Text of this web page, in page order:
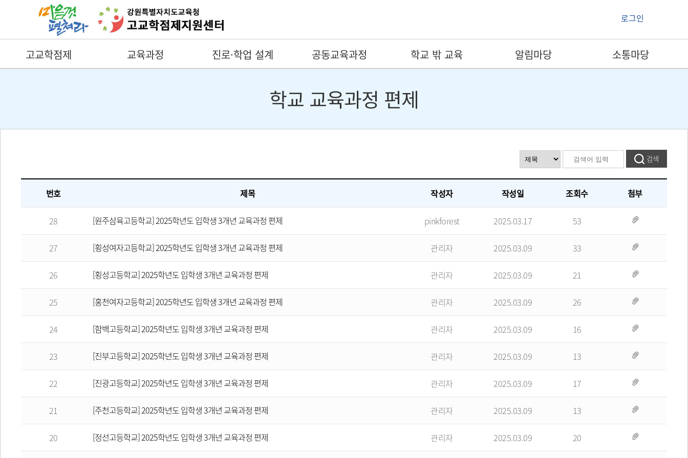
로그인
고교학점제 교육과정 진로·학업 설계 공동교육과정 학교 밖 교육 알림마당 소통마당
학교 교육과정 편제
번호 제목 작성자 작성일 조회수 첨부
28 [원주삼육고등학교] 2025학년도 입학생 3개년 교육과정 편제 pinkforest 2025.03.17 53
27 [횡성여자고등학교] 2025학년도 입학생 3개년 교육과정 편제 관리자 2025.03.09 33
26 [횡성고등학교] 2025학년도 입학생 3개년 교육과정 편제 관리자 2025.03.09 21
25 [홍천여자고등학교] 2025학년도 입학생 3개년 교육과정 편제 관리자 2025.03.09 26
24 [함백고등학교] 2025학년도 입학생 3개년 교육과정 편제 관리자 2025.03.09 16
23 [진부고등학교] 2025학년도 입학생 3개년 교육과정 편제 관리자 2025.03.09 13
22 [진광고등학교] 2025학년도 입학생 3개년 교육과정 편제 관리자 2025.03.09 17
21 [주천고등학교] 2025학년도 입학생 3개년 교육과정 편제 관리자 2025.03.09 13
20 [정선고등학교] 2025학년도 입학생 3개년 교육과정 편제 관리자 2025.03.09 20